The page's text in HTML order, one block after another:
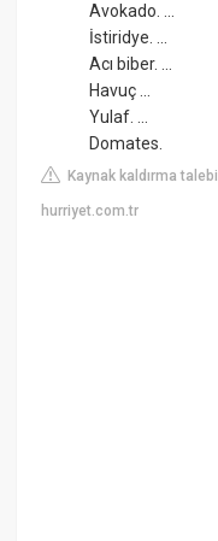
Avokado. ...
İstiridye. ...
Acı biber. ...
Havuç ...
Yulaf. ...
Domates.
Kaynak kaldırma talebi
hurriyet.com.tr